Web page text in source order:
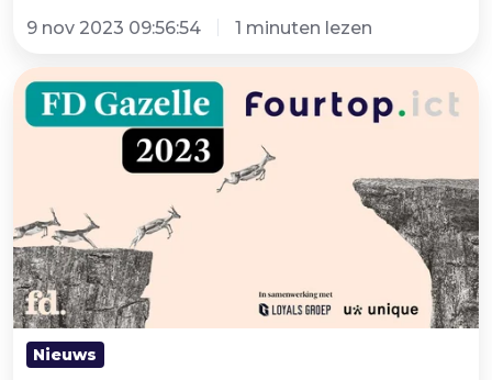
9 nov 2023 09:56:54 1 minuten lezen
Fourtop
ICT
Gazelle
2023!
Nieuws